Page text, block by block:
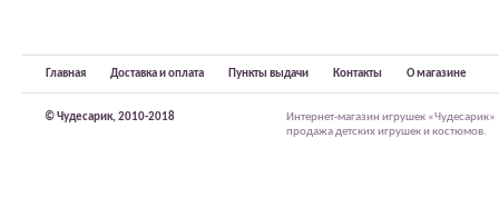
Главная Доставка и оплата Пункты выдачи Контакты О магазине
© Чудесарик, 2010-2018
Интернет-магазин игрушек
продажа детских игрушек и костюмов.